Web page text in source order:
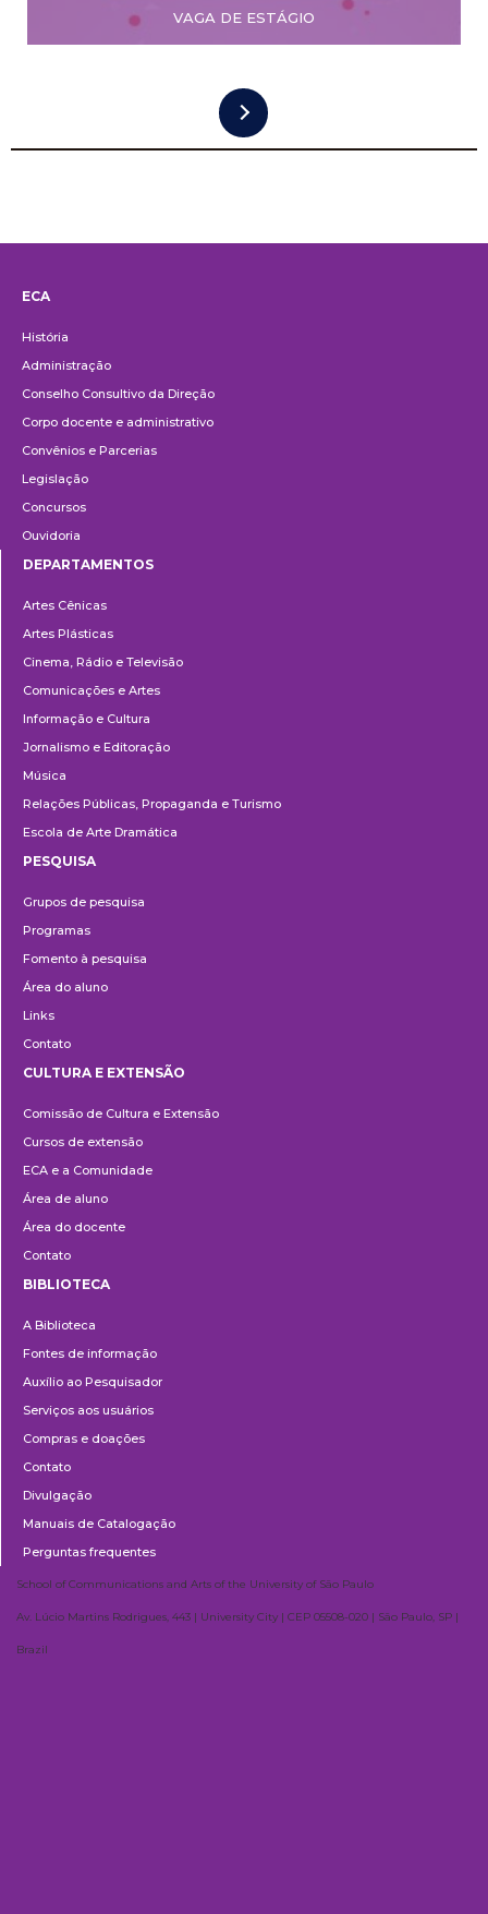
VAGA DE ESTÁGIO
ECA
História
Administração
Conselho Consultivo da Direção
Corpo docente e administrativo
Convênios e Parcerias
Legislação
Concursos
Ouvidoria
DEPARTAMENTOS
Artes Cênicas
Artes Plásticas
Cinema, Rádio e Televisão
Comunicações e Artes
Informação e Cultura
Jornalismo e Editoração
Música
Relações Públicas, Propaganda e Turismo
Escola de Arte Dramática
PESQUISA
Grupos de pesquisa
Programas
Fomento à pesquisa
Área do aluno
Links
Contato
e
Extensão
CULTURA E EXTENSÃO
Comissão de Cultura e Extensão
Cursos de extensão
ECA e a Comunidade
Área de aluno
Área do docente
Contato
BIBLIOTECA
A Biblioteca
Fontes de informação
Auxílio ao Pesquisador
Serviços aos usuários
Compras e doações
Contato
Divulgação
Manuais de Catalogação
Perguntas frequentes
School of Communications and Arts of the University of São Paulo
Av. Lúcio Martins Rodrigues, 443 | University City | CEP 05508-020 | São Paulo, SP |
Brazil